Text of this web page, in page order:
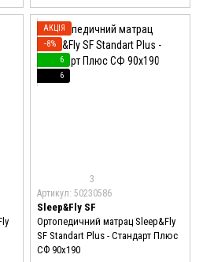
АКЦІЯ
−8%
6
6
3
Артикул: 50230586
Sleep&Fly SF
Ортопедичний матрац Sleep&Fly
SF Standart Plus - Стандарт Плюс
СФ 90x190